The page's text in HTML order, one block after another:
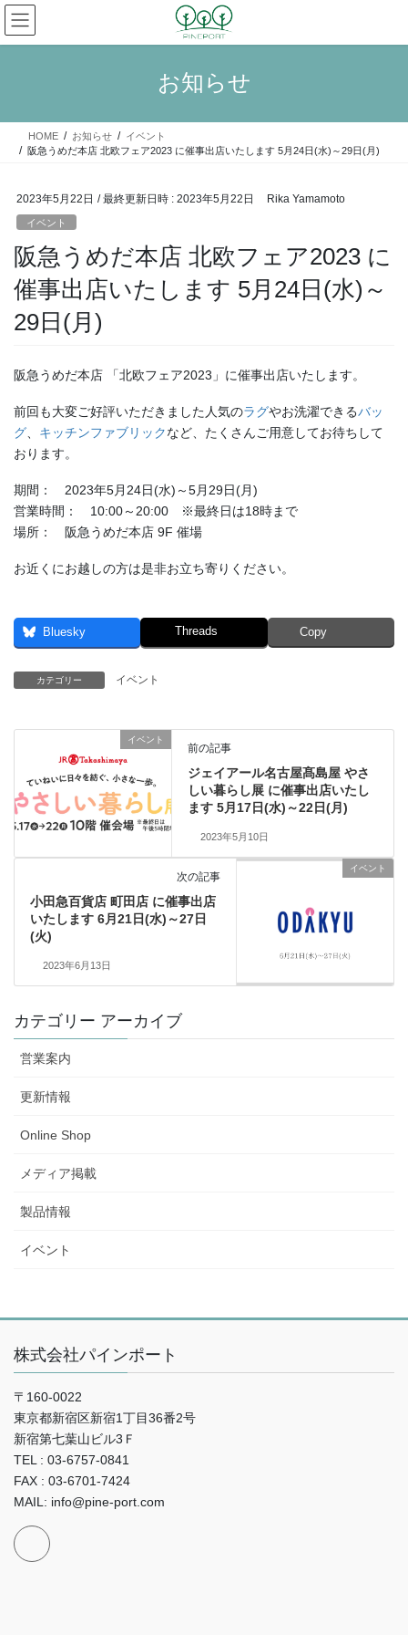
コ
ン
テ
ス
ナ
ビ
ゲ
ン
お知らせ
HOME お知らせ
イベント
阪急うめだ本店 北欧フェア2023 に催事出店いたします 5月24日(水)～29日(月)
2023年5月22日 / 最終更新日時 : 2023年5月22日 Rika Yamamoto
イベント
阪急うめだ本店 北欧フェア2023 に
催事出店いたします 5月24日(水)～
29日(月)
阪急うめだ本店 「北欧フェア2023」に催事出店いたします。
前回も大変ご好評いただきました人気のラグやお洗濯できるバッ
グ
キッチンファブリックなど、たくさんご用意してお待ちして
おります。
期間： 2023年5月24日(水)～5月29日(月)
営業時間： 10:00～20:00 ※最終日は18時まで
場所： 阪急うめだ本店 9F 催場
お近くにお越しの方は是非お立ち寄りください。
Bluesky Threads Copy
カテゴリー イベント
イベント
前の記事
ジェイアール名古屋髙島屋 やさ
しい暮らし展 に催事出店いたし
ます 5月17日(水)～22日(月)
2023年5月10日
イベント
次の記事
小田急百貨店 町田店 に催事出店
いたします 6月21日(水)～27日
(火)
2023年6月13日
カテゴリー アーカイブ
営業案内
更新情報
Online Shop
メディア掲載
製品情報
イベント
株式会社パインポート
〒160-0022
東京都新宿区新宿1丁目36番2号
新宿第七葉山ビル3Ｆ
TEL : 03-6757-0841
FAX : 03-6701-7424
MAIL: info@pine-port.com